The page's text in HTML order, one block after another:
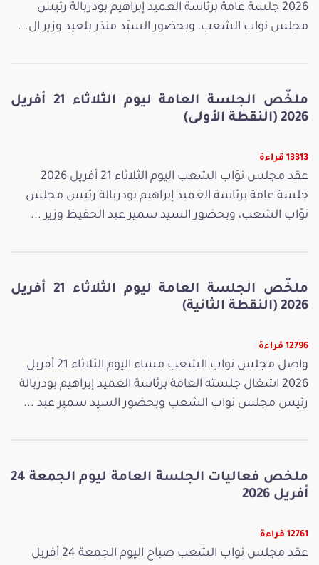
2026 جلسة عامة برئاسة العميد إبراهيم بودربالة رئيس
مجلس نواب الشعب، وبحضور السيّد منذر بلعيد وزير ال...
ملخّص الجلسة العامة ليوم الثلاثاء 21 أفريل
2026 (النقطة الأولى)
13313 قراءة
عقد مجلس نوّاب الشعب اليوم الثلاثاء 21 أفريل 2026
جلسة عامة برئاسة العميد إبراهيم بودربالة رئيس مجلس
نوّاب الشعب، وبحضور السيد سمير عبد الحفيظ وزير ...
ملخّص الجلسة العامة ليوم الثلاثاء 21 أفريل
2026 (النقطة الثانية)
12796 قراءة
واصل مجلس نواب الشعب مساء اليوم الثلاثاء 21 أفريل
2026 اشغال جلسته العامة برئاسة العميد إبراهيم بودربالة
رئيس مجلس نواب الشعب وبحضور السيد سمير عبد ...
ملخص فعاليات الجلسة العامة ليوم الجمعة 24
أفريل 2026
12761 قراءة
عقد مجلس نواب الشعب صباح اليوم الجمعة 24 أفريل